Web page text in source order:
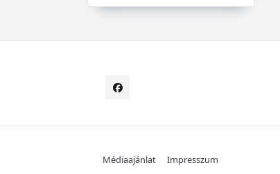
Médiaajánlat Impresszum